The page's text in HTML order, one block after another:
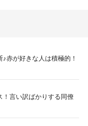
♪赤が好きな人は積極的！
！言い訳ばかりする同僚